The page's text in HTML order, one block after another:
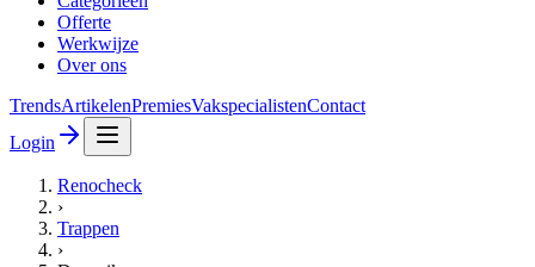
Offerte
Werkwijze
Over ons
TrendsArtikelenPremiesVakspecialistenContact
Login
Renocheck
›
Trappen
›